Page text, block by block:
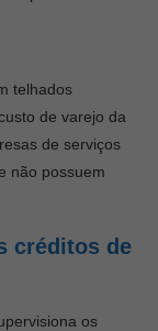
telhados
de varejo da
de serviços
não possuem
créditos de
os